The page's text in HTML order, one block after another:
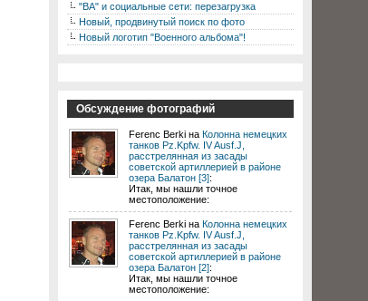
"ВА" и социальные сети: перезагрузка
Новый, продвинутый поиск по фото
Новый логотип "Военного альбома"!
Обсуждение фотографий
Ferenc Berki на Колонна немецких
танков Pz.Kpfw. IV Ausf.J,
расстрелянная из засады
советской артиллерией в районе
озера Балатон [3]:
Итак, мы нашли точное
местоположение:
Ferenc Berki на Колонна немецких
танков Pz.Kpfw. IV Ausf.J,
расстрелянная из засады
советской артиллерией в районе
озера Балатон [2]:
Итак, мы нашли точное
местоположение: